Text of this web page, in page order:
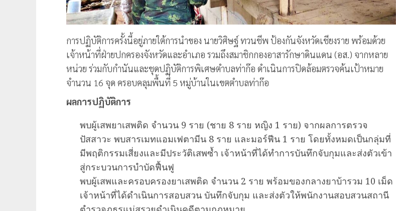
การปฏิบัติการครั้งนี้อยู่ภายใต้การนำของ นายวิศิษฐ์ ทวนชีพ ป้องกันจังหวัดเชียงราย พร้อมด้วย
เจ้าหน้าที่ฝ่ายปกครองจังหวัดและอำเภอ รวมถึงสมาชิกกองอาสารักษาดินแดน (อส.) จากหลาย
หน่วย ร่วมกับกำนันและชุดปฏิบัติการพิเศษตำบลท่าก๊อ ดำเนินการปิดล้อมตรวจค้นเป้าหมาย
จำนวน 16 จุด ครอบคลุมพื้นที่ 5 หมู่บ้านในเขตตำบลท่าก๊อ
ผลการปฏิบัติการ
พบผู้เสพยาเสพติด จำนวน 9 ราย (ชาย 8 ราย หญิง 1 ราย) จากผลการตรวจ
ปัสสาวะ พบสารเมทแอมเฟตามีน 8 ราย และมอร์ฟีน 1 ราย โดยทั้งหมดเป็นกลุ่มที่
มีพฤติกรรมเสี่ยงและมีประวัติเสพซ้ำ เจ้าหน้าที่ได้ทำการบันทึกจับกุมและส่งตัวเข้า
สู่กระบวนการบำบัดฟื้นฟู
พบผู้เสพและครอบครองยาเสพติด จำนวน 2 ราย พร้อมของกลางยาบ้ารวม 10 เม็ด
เจ้าหน้าที่ได้ดำเนินการสอบสวน บันทึกจับกุม และส่งตัวให้พนักงานสอบสวนสถานี